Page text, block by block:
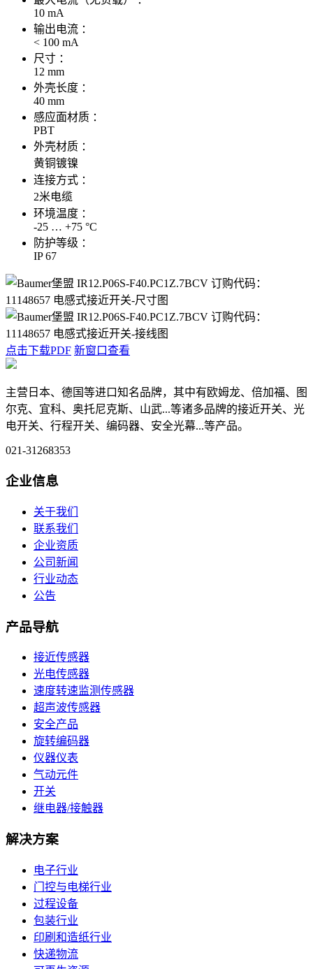
10 mA
输出电流 ：
< 100 mA
尺寸 ：
12 mm
外壳长度 ：
40 mm
感应面材质 ：
PBT
外壳材质 ：
黄铜镀镍
连接方式 ：
2米电缆
环境温度 ：
-25 … +75 °C
防护等级 ：
IP 67
点击下载PDF 新窗口查看
主营日本、德国等进口知名品牌，其中有欧姆龙、倍加福、图
尔克、宜科、奥托尼克斯、山武...等诸多品牌的接近开关、光
电开关、行程开关、编码器、安全光幕...等产品。
021-31268353
企业信息
关于我们
联系我们
企业资质
公司新闻
行业动态
公告
产品导航
接近传感器
光电传感器
速度转速监测传感器
超声波传感器
安全产品
旋转编码器
仪器仪表
气动元件
开关
继电器/接触器
解决方案
电子行业
门控与电梯行业
过程设备
包装行业
印刷和造纸行业
快递物流